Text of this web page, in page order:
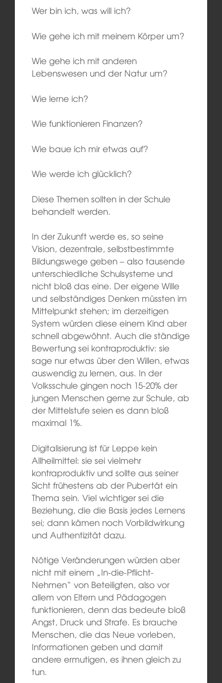
Wer bin ich, was will ich?
Wie gehe ich mit meinem Körper um?
Wie gehe ich mit anderen
Lebenswesen und der Natur um?
Wie lerne ich?
Wie funktionieren Finanzen?
Wie baue ich mir etwas auf?
Wie werde ich glücklich?
Diese Themen sollten in der Schule
behandelt werden.
In der Zukunft werde es, so seine
Vision, dezentrale, selbstbestimmte
Bildungswege geben – also tausende
unterschiedliche Schulsysteme und
nicht bloß das eine. Der eigene Wille
und selbständiges Denken müssten im
Mittelpunkt stehen; im derzeitigen
System würden diese einem Kind aber
schnell abgewöhnt. Auch die ständige
Bewertung sei kontraproduktiv: sie
sage nur etwas über den Willen, etwas
auswendig zu lernen, aus. In der
Volksschule gingen noch 15-20% der
jungen Menschen gerne zur Schule, ab
der Mittelstufe seien es dann bloß
maximal 1%.
Digitalisierung ist für Leppe kein
Allheilmittel: sie sei vielmehr
kontraproduktiv und sollte aus seiner
Sicht frühestens ab der Pubertät ein
Thema sein. Viel wichtiger sei die
Beziehung, die die Basis jedes Lernens
sei; dann kämen noch Vorbildwirkung
und Authentizität dazu.
Nötige Veränderungen würden aber
nicht mit einem „In-die-Pflicht-
Nehmen“ von Beteiligten, also vor
allem von Eltern und Pädagogen
funktionieren, denn das bedeute bloß
Angst, Druck und Strafe. Es brauche
Menschen, die das Neue vorleben,
Informationen geben und damit
andere ermutigen, es ihnen gleich zu
tun.